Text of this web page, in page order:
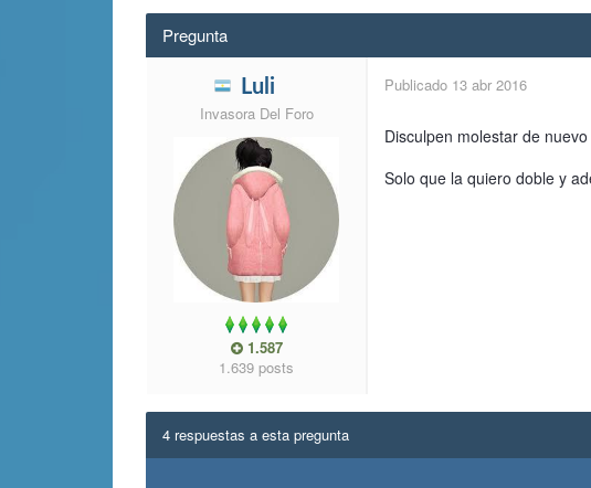
Pregunta
Luli
Invasora Del Foro
1.587
1.639 posts
Publicado 13 abr 2016
Disculpen molestar de
Solo que la quiero doble y
4 respuestas a esta pregunta